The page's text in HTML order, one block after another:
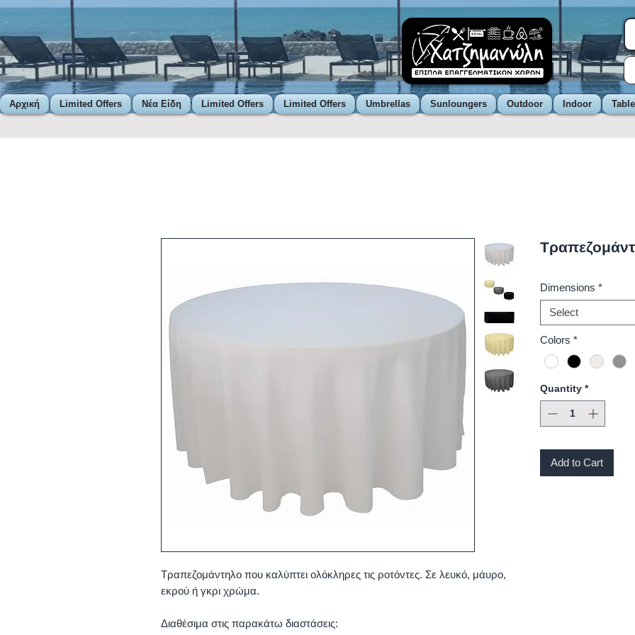
Αρχική Limited Offers Νέα Είδη Limited Offers Limited Offers Umbrellas Sunloungers Outdoor Indoor
Τραπεζομάντηλο που καλύπτει ολόκληρες τις ροτόντες. Σε λευκό, μάυρο,
εκρού ή γκρι χρώμα.
Διαθέσιμα στις παρακάτω διαστάσεις:
Dimensions *
Select
Colors *
Quantity *
Add to Cart